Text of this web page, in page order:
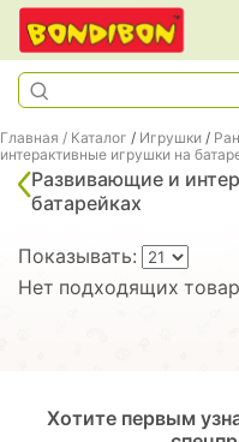
Главная / Каталог / Игрушки /
интерактивные игрушки на
Развивающие и
батарейках
Показывать:
Нет подходящих
Хотите первым